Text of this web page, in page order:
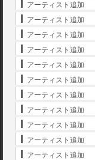
アーティスト追加
アーティスト追加
アーティスト追加
アーティスト追加
アーティスト追加
アーティスト追加
アーティスト追加
アーティスト追加
アーティスト追加
アーティスト追加
アーティスト追加